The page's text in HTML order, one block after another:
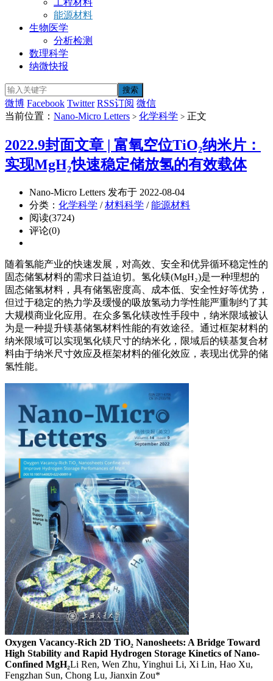
工程材料
能源材料
生物医学
分析检测
数理科学
纳微快报
微博 Facebook Twitter RSS订阅 微信
当前位置： Nano-Micro Letters > 化学科学 > 正文
2022.9封面文章 | 富氧空位TiO₂纳米片：
实现MgH₂快速稳定储放氢的有效载体
Nano-Micro Letters 发布于 2022-08-04
分类： 化学科学 /材料科学 /能源材料
阅读(3724)
评论(0)
随着氢能产业的快速发展，对高效、安全和优异循环稳定性的
固态储氢材料的需求日益迫切。氢化镁(MgH₂)是一种理想的
固态储氢材料，具有储氢密度高、成本低、安全性好等优势，
但过于稳定的热力学及缓慢的吸放氢动力学性能严重制约了其
大规模商业化应用。在众多氢化镁改性手段中，纳米限域被认
为是一种提升镁基储氢材料性能的有效途径。通过框架材料的
纳米限域可以实现氢化镁尺寸的纳米化，限域后的镁基复合材
料由于纳米尺寸效应及框架材料的催化效应，表现出优异的储
氢性能。
Oxygen Vacancy-Rich 2D TiO₂ Nanosheets: A Bridge Toward
High Stability and Rapid Hydrogen Storage Kinetics of Nano-
Confined MgH₂Li Ren, Wen Zhu, Yinghui Li, Xi Lin, Hao Xu,
Fengzhan Sun, Chong Lu, Jianxin Zou*